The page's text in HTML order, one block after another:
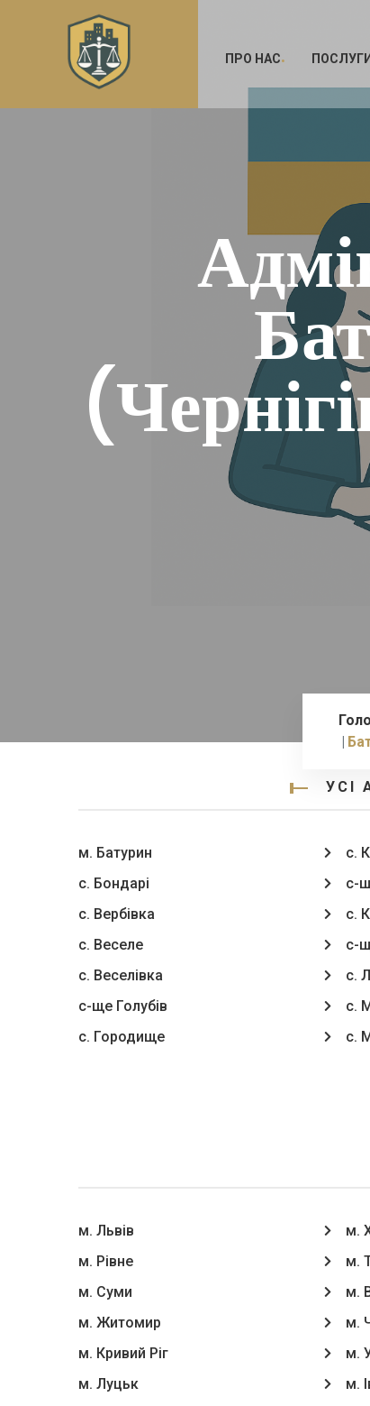
ПРО НАС ПОСЛУГИ
УСІ
м. Батурин
с. Бондарі
с. Вербівка
с. Веселе
с. Веселівка
с-ще Голубів
с. Городище
с.
с-
с.
с-
с.
с.
с.
м. Львів
м. Рівне
м. Суми
м. Житомир
м. Кривий Ріг
м. Луцьк
м.
м.
м.
м.
м.
м.